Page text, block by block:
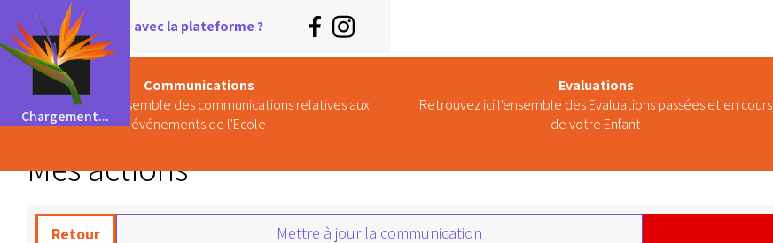
Chargement...
Besoin d'aide avec la plateforme ?
Communications
Retrouvez ici l'ensemble des communications relatives aux
événements de l'Ecole
Evaluations
Retrouvez ici l'ensemble des Evaluations passées et en cours
de votre Enfant
Mes actions
Retour Mettre à jour la communication